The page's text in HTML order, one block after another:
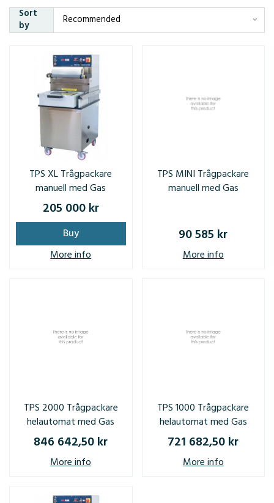
Sort
by
TPS XL Trågpackare
manuell med Gas
205 000 kr
More info
Buy
TPS MINI Trågpackare
manuell med Gas
90 585 kr
More info
TPS 2000 Trågpackare
helautomat med Gas
846 642,50 kr
More info
TPS 1000 Trågpackare
helautomat med Gas
721 682,50 kr
More info